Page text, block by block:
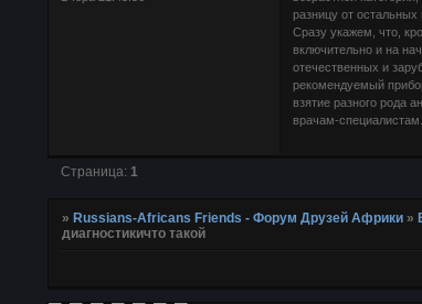
разницу от
Сразу укажем, что,
включительно и на
отечественных и
рекомендуемый
взятие разного рода
врачам-
Страница: 1
» Russians-Africans Friends - Форум Друзей Африки »
диагностикичто такой